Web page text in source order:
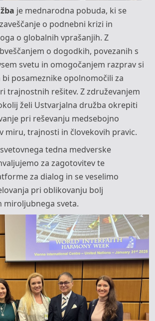
je mednarodna pobuda, ki se
o podnebni krizi in
o globalnih vprašanjih. Z
o dogodkih, povezanih s
svetu in omogočanjem razprav si
posameznike opolnomočili za
trajnostnih rešitev. Z združevanjem
želi Ustvarjalna družba okrepiti
pri reševanju medsebojno
miru, trajnosti in človekovih pravic.
tedna medverske
za zagotovitev te
za dialog in se veselimo
pri oblikovanju bolj
miroljubnega sveta.